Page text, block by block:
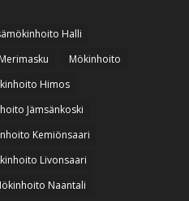
Halli
Merimasku
Mökinhoito
Himos
Jämsänkoski
Kemiönsaari
Livonsaari
Naantali